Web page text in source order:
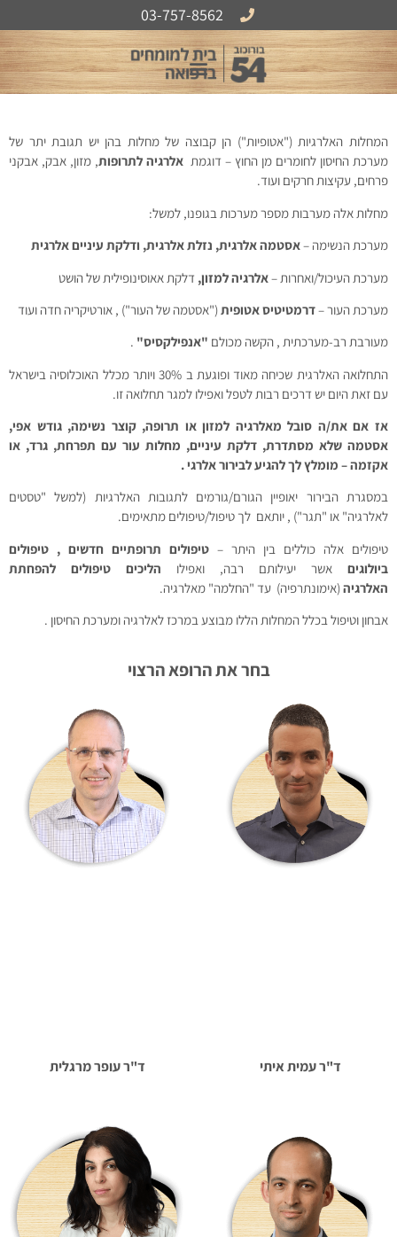
03-757-8562
המחלות האלרגיות ("אטופיות") הן קבוצה של מחלות בהן יש תגובת יתר של
מערכת החיסון לחומרים מן החוץ – דוגמת אלרגיה לתרופות, מזון, אבק, אבקני
פרחים, עקיצות חרקים ועוד.
מחלות אלה מערבות מספר מערכות בגופנו, למשל:
מערכת הנשימה –אסטמה אלרגית, נזלת אלרגית, ודלקת עיניים אלרגית
מערכת העיכול/ואחרות –אלרגיה למזון, דלקת אאוסינופילית של הושט
מערכת העור –דרמטיטיס אטופית("אסטמה של העור") , אורטיקריה חדה ועוד
מעורבת רב-מערכתית , הקשה מכולם "אנפילקסיס" .
התחלואה האלרגית שכיחה מאוד ופוגעת ב 30% ויותר מכלל האוכלוסיה בישראל
עם זאת היום יש דרכים רבות לטפל ואפילו למגר תחלואה זו.
אז אם את/ה סובל מאלרגיה למזון או תרופה, קוצר נשימה, גודש אפי,
אסטמה שלא מסתדרת, דלקת עיניים, מחלות עור עם תפרחת, גרד, או
אקזמה – מומלץ לך להגיע לבירור אלרגי .
במסגרת הבירור יאופיין הגורם/גורמים לתגובות האלרגיות (למשל "טסטים
לאלרגיה" או "תגר") , יותאם לך טיפול/טיפולים מתאימים.
טיפולים אלה כוללים בין היתר – טיפולים תרופתיים חדשים , טיפולים
ביולוגים אשר יעילותם רבה, ואפילו הליכים טיפולים להפחתת
האלרגיה(אימונתרפיה) עד "החלמה" מאלרגיה.
אבחון וטיפול בכלל המחלות הללו מבוצע במרכז לאלרגיה ומערכת החיסון .
בחר את הרופא הרצוי
ד"ר עמית איתי ד"ר עופר מרגלית